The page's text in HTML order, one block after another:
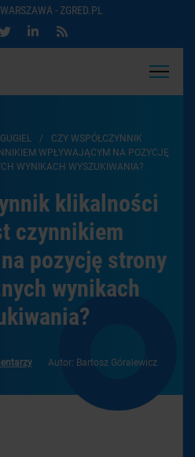
- ZGRED.PL
GUGIEL /
CZY WSPÓŁCZYNNIK
WPŁYWAJĄCYM NA POZYCJĘ
WYNIKACH WYSZUKIWANIA?
klikalności
czynnikiem
pozycję strony
wynikach
Autor: Bartosz Góralewicz